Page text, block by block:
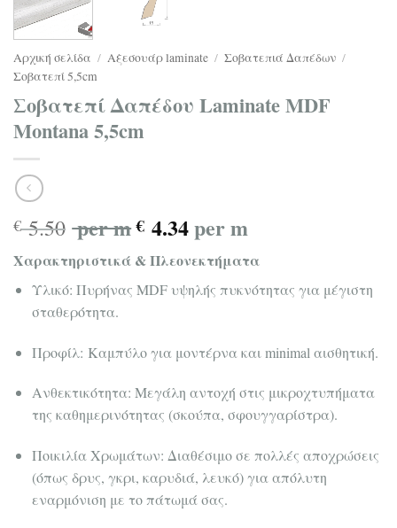
Αρχική σελίδα / Αξεσουάρ laminate / Σοβατεπιά Δαπέδων /
Σοβατεπί 5,5cm
Σοβατεπί Δαπέδου Laminate MDF
Montana 5,5cm
€5.50 per m € 4.34per m
Χαρακτηριστικά & Πλεονεκτήματα
Υλικό: Πυρήνας MDF υψηλής πυκνότητας για μέγιστη
σταθερότητα.
Προφίλ: Καμπύλο για μοντέρνα και minimal αισθητική.
Ανθεκτικότητα: Μεγάλη αντοχή στις μικροχτυπήματα
της καθημερινότητας (σκούπα, σφουγγαρίστρα).
Ποικιλία Χρωμάτων: Διαθέσιμο σε πολλές αποχρώσεις
(όπως δρυς, γκρι, καρυδιά, λευκό) για απόλυτη
εναρμόνιση με το πάτωμά σας.